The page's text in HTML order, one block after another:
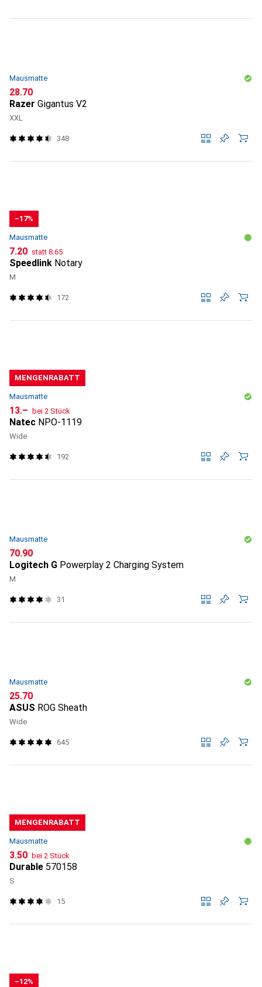
Mausmatte
CHF
28.70
Razer Gigantus V2
XXL
348
−17%
Mausmatte
CHF
7.20 statt CHF
8.65
Speedlink Notary
M
172
MENGENRABATT
Mausmatte
CHF
13.– bei 2 Stück
Natec NPO-1119
Wide
192
Mausmatte
CHF
70.90
Logitech G Powerplay 2 Charging System
M
31
Mausmatte
CHF
25.70
ASUS ROG Sheath
Wide
645
MENGENRABATT
Mausmatte
CHF
3.50 bei 2 Stück
Durable 570158
S
15
−12%